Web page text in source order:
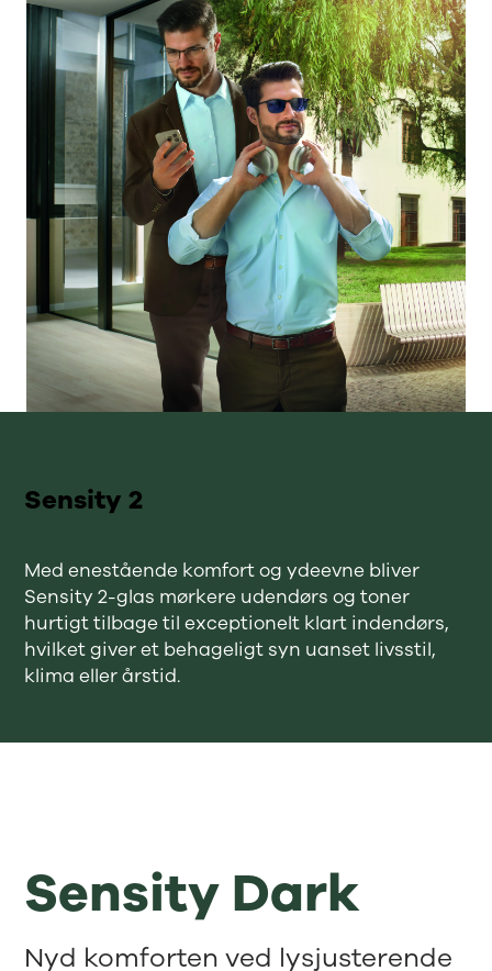
Sensity 2
Med enestående komfort og ydeevne bliver
Sensity 2-glas mørkere udendørs og toner
hurtigt tilbage til exceptionelt klart indendørs,
hvilket giver et behageligt syn uanset livsstil,
klima eller årstid.
Sensity Dark
Nyd komforten ved lysjusterende